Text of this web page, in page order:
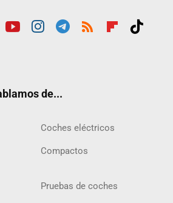
de...
Coches eléctricos
Compactos
Pruebas de coches